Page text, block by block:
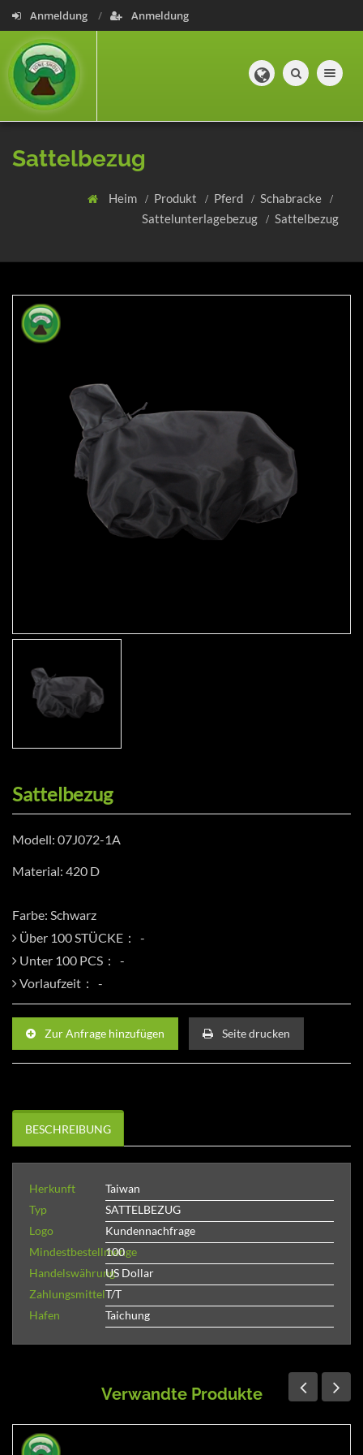
Anmeldung Anmeldung
Toggle
Sattelbezug
Heim Produkt Pferd
Schabracke
Sattelunterlagebezug
Sattelbezug
Sattelbezug
Modell: 07J072-1A
Material: 420 D
Farbe: Schwarz
Über 100 STÜCKE：
Unter 100 PCS：
Vorlaufzeit：
Zur Anfrage hinzufügen Seite drucken
BESCHREIBUNG
Herkunft
Taiwan
Typ
SATTELBEZUG
Logo
Kundennachfrage
Mindestbestellmenge
100
HandelswährungUS Dollar
ZahlungsmittelT/T
Hafen
Taichung
Verwandte Produkte